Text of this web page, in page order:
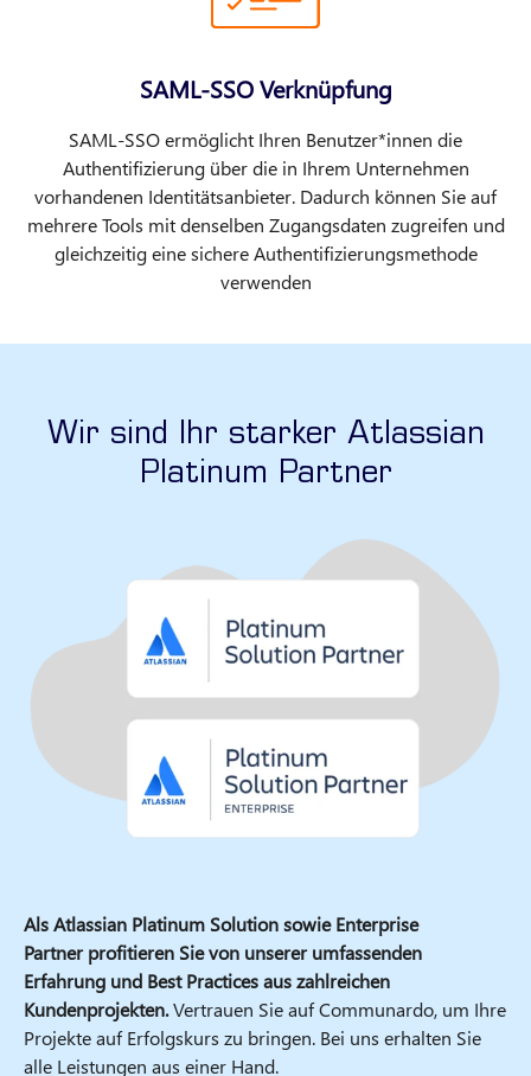
SAML-SSO Verknüpfung
SAML-SSO ermöglicht Ihren Benutzer*innen die
Authentifizierung über die in Ihrem Unternehmen
vorhandenen Identitätsanbieter. Dadurch können Sie auf
mehrere Tools mit denselben Zugangsdaten zugreifen und
gleichzeitig eine sichere Authentifizierungsmethode
verwenden
Wir sind Ihr starker Atlassian
Platinum Partner
Als Atlassian Platinum Solution sowie Enterprise
Partner profitieren Sie von unserer umfassenden
Erfahrung und Best Practices aus zahlreichen
Kundenprojekten.Vertrauen Sie auf Communardo, um Ihre
Projekte auf Erfolgskurs zu bringen. Bei uns erhalten Sie
alle Leistungen aus einer Hand.